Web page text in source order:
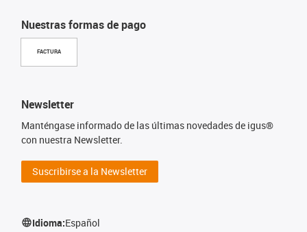
Nuestras formas de pago
FACTURA
Newsletter
Manténgase informado de las últimas novedades de igus®
con nuestra Newsletter.
Suscribirse a la Newsletter
Idioma:Español